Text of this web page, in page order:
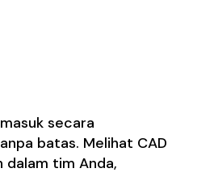
secara
batas. Melihat CAD
dalam tim Anda,